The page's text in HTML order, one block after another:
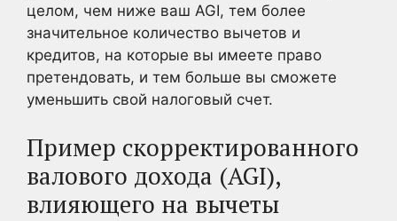
целом, чем ниже ваш AGI, тем более
значительное количество вычетов и
кредитов, на которые вы имеете право
претендовать, и тем больше вы сможете
уменьшить свой налоговый счет.
Пример скорректированного
валового дохода (AGI),
влияющего на вычеты